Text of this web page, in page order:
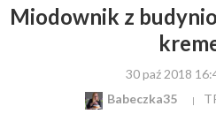
Miodownik z
30 paź 2018
Babeczka35